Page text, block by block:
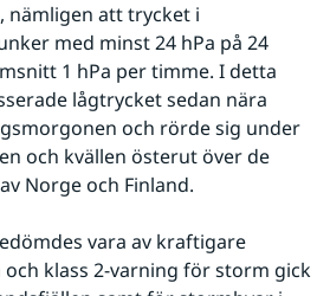
nämligen att trycket i
med minst 24 hPa på 24
1 hPa per timme. I detta
lågtrycket sedan nära
och rörde sig under
och kvällen österut över de
Norge och Finland.
vara av kraftigare
klass 2-varning för storm gick